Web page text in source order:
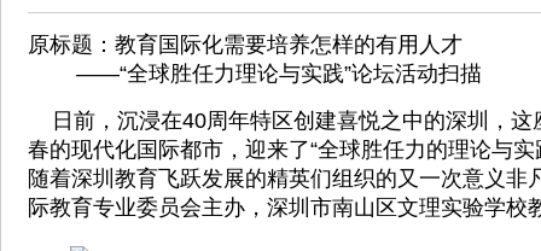
原标题：教育国际化需要培养怎样的有用人才
——“全球胜任力理论与实践”论坛活动扫描
日前，沉浸在40周年特区创建喜悦之中的深圳，这
春的现代化国际都市，迎来了“全球胜任力的理论与
随着深圳教育飞跃发展的精英们组织的又一次意义非
际教育专业委员会主办，深圳市南山区文理实验学校